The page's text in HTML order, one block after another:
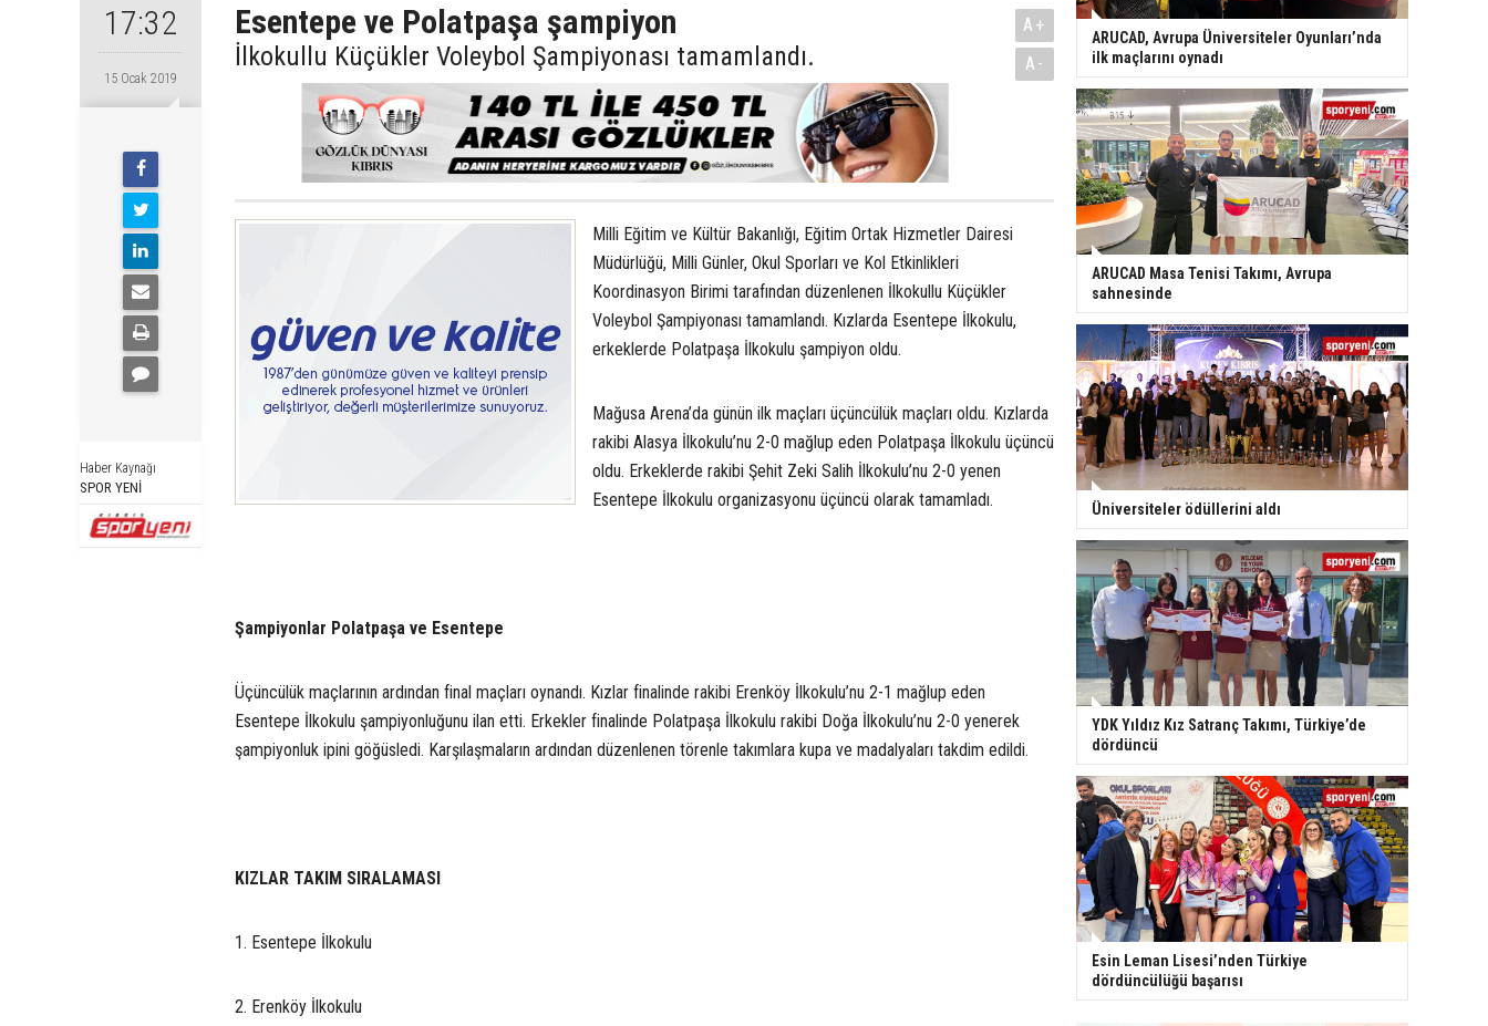
17:32
15 Ocak 2019
Haber Kaynağı
SPOR YENİ
Esentepe ve Polatpaşa şampiyon
İlkokullu Küçükler Voleybol Şampiyonası tamamlandı.
A+
A-
Milli Eğitim ve Kültür Bakanlığı, Eğitim Ortak Hizmetler Dairesi
Müdürlüğü, Milli Günler, Okul Sporları ve Kol Etkinlikleri
Koordinasyon Birimi tarafından düzenlenen İlkokullu Küçükler
Voleybol Şampiyonası tamamlandı. Kızlarda Esentepe İlkokulu,
erkeklerde Polatpaşa İlkokulu şampiyon oldu.
Mağusa Arena’da günün ilk maçları üçüncülük maçları oldu. Kızlarda
rakibi Alasya İlkokulu’nu 2-0 mağlup eden Polatpaşa İlkokulu üçüncü
oldu. Erkeklerde rakibi Şehit Zeki Salih İlkokulu’nu 2-0 yenen
Esentepe İlkokulu organizasyonu üçüncü olarak tamamladı.
Şampiyonlar Polatpaşa ve Esentepe
Üçüncülük maçlarının ardından final maçları oynandı. Kızlar finalinde rakibi Erenköy İlkokulu’nu 2-1 mağlup eden
Esentepe İlkokulu şampiyonluğunu ilan etti. Erkekler finalinde Polatpaşa İlkokulu rakibi Doğa İlkokulu’nu 2-0 yenerek
şampiyonluk ipini göğüsledi. Karşılaşmaların ardından düzenlenen törenle takımlara kupa ve madalyaları takdim edildi.
KIZLAR TAKIM SIRALAMASI
1. Esentepe İlkokulu
2. Erenköy İlkokulu
ARUCAD, Avrupa Üniversiteler Oyunları’nda
ilk maçlarını oynadı
ARUCAD Masa Tenisi Takımı, Avrupa
sahnesinde
Üniversiteler ödüllerini aldı
YDK Yıldız Kız Satranç Takımı, Türkiye’de
dördüncü
Esin Leman Lisesi’nden Türkiye
dördüncülüğü başarısı